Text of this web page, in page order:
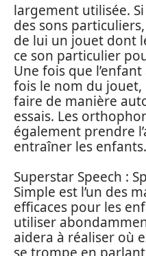
largement utilisée.
des sons
de lui un jouet dont
ce son particulier
Une fois que
fois le nom du jouet,
faire de manière
essais. Les
également prendre
entraîner les enfants.
Superstar Speech :
Simple est l’un des
efficaces pour les
utiliser
aidera à réaliser où